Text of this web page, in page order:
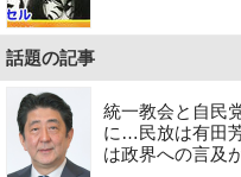
話題の記事
統一教会と自民
に…民放は有田
は政界への言及